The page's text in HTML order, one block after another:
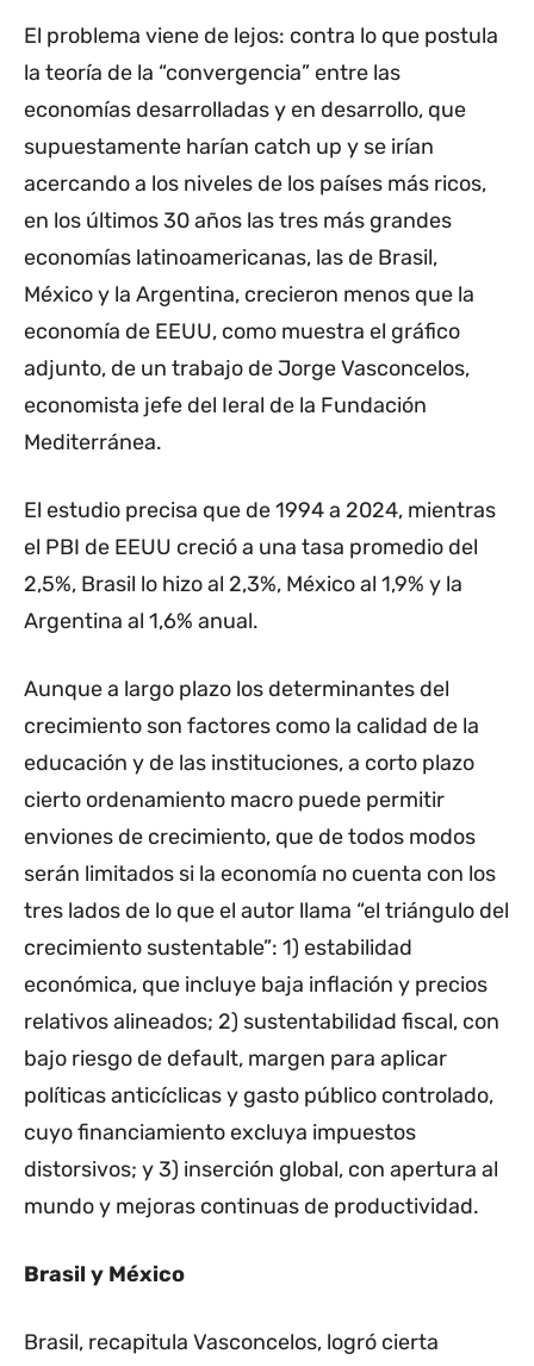
El problema viene de lejos: contra lo que postula
la teoría de la “convergencia” entre las
economías desarrolladas y en desarrollo, que
supuestamente harían catch up y se irían
acercando a los niveles de los países más ricos,
en los últimos 30 años las tres más grandes
economías latinoamericanas, las de Brasil,
México y la Argentina, crecieron menos que la
economía de EEUU, como muestra el gráfico
adjunto, de un trabajo de Jorge Vasconcelos,
economista jefe del Ieral de la Fundación
Mediterránea.
El estudio precisa que de 1994 a 2024, mientras
el PBI de EEUU creció a una tasa promedio del
2,5%, Brasil lo hizo al 2,3%, México al 1,9% y la
Argentina al 1,6% anual.
Aunque a largo plazo los determinantes del
crecimiento son factores como la calidad de la
educación y de las instituciones, a corto plazo
cierto ordenamiento macro puede permitir
enviones de crecimiento, que de todos modos
serán limitados si la economía no cuenta con los
tres lados de lo que el autor llama “el triángulo del
crecimiento sustentable”: 1) estabilidad
económica, que incluye baja inflación y precios
relativos alineados; 2) sustentabilidad fiscal, con
bajo riesgo de default, margen para aplicar
políticas anticíclicas y gasto público controlado,
cuyo financiamiento excluya impuestos
distorsivos; y 3) inserción global, con apertura al
mundo y mejoras continuas de productividad.
Brasil y México
Brasil, recapitula Vasconcelos, logró cierta